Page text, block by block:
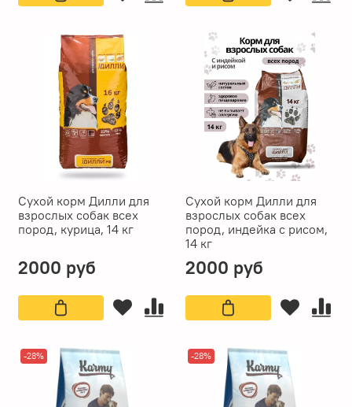
Сухой корм Дилли для
взрослых собак всех
пород, курица, 14 кг
2000 руб
Сухой корм Дилли для
взрослых собак всех
пород, индейка с рисом,
14 кг
2000 руб
-28% -28%